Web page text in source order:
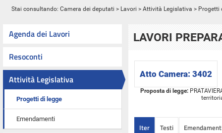
Stai consultando: Camera dei deputati > Lavori > Attività Legislativa > Progetti
Agenda dei Lavori
Resoconti
Attività Legislativa
Progetti di legge
Emendamenti
LAVORI
Atto Camera: 3402
Proposta di legge:
Iter Testi